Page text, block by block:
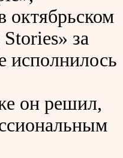
октябрьском
за
исполнилось
он решил,